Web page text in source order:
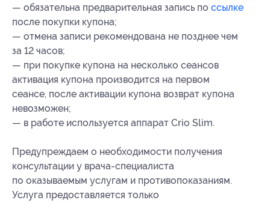
— обязательна предварительная запись по ссылке
после покупки купона;
— отмена записи рекомендована не позднее чем
за 12 часов;
— при покупке купона на несколько сеансов
активация купона производится на первом
сеансе, после активации купона возврат купона
невозможен;
— в работе используется аппарат Crio Slim.
Предупреждаем о необходимости получения
консультации у врача-специалиста
по оказываемым услугам и противопоказаниям.
Услуга предоставляется только